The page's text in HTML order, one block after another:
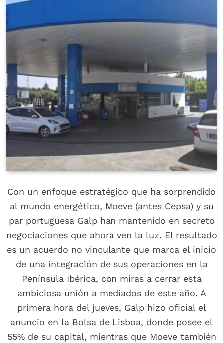
Con un enfoque estratégico que ha sorprendido
al mundo energético, Moeve (antes Cepsa) y su
par portuguesa Galp han mantenido en secreto
negociaciones que ahora ven la luz. El resultado
es un acuerdo no vinculante que marca el inicio
de una integración de sus operaciones en la
Península Ibérica, con miras a cerrar esta
ambiciosa unión a mediados de este año. A
primera hora del jueves, Galp hizo oficial el
anuncio en la Bolsa de Lisboa, donde posee el
55% de su capital, mientras que Moeve también